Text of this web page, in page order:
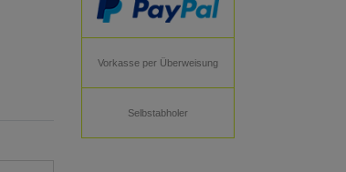
Vorkasse per Überweisung
Selbstabholer